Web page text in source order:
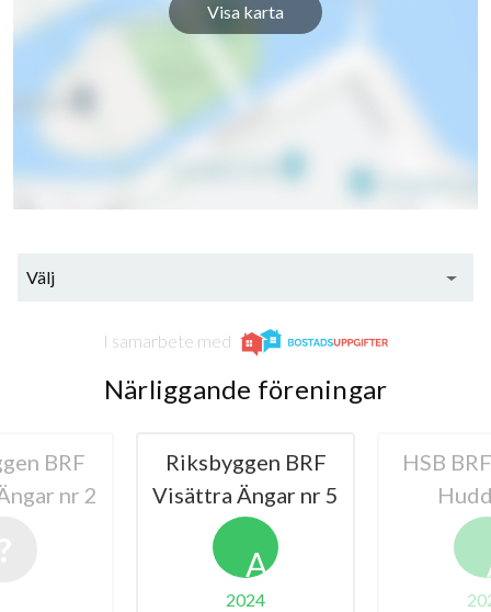
Visa karta
Välj
I samarbete med
Närliggande föreningar
BRF
nr 2
Riksbyggen BRF
Visättra Ängar nr 5
A
2024
HSB